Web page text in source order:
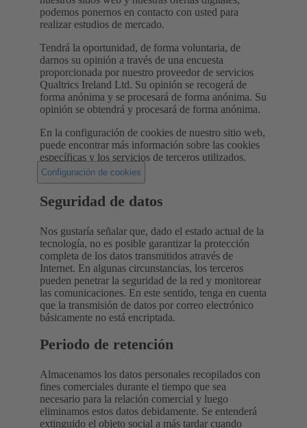
podemos ponernos en contacto con usted para
realizar estudios de mercado.
Tendrá la oportunidad, de forma voluntaria, de
darnos su opinión a través de una encuesta
proporcionada por nuestro proveedor de servicios
Qualtrics Ireland Ltd. Su opinión se recogerá de
forma anónima y se procesará de forma anónima. Su
opinión se obtendrá y procesará de forma anónima.
En la configuración de cookies de nuestro sitio web,
puede encontrar más información sobre las cookies
específicas y los servicios de terceros utilizados.
Configuración de cookies
Seguridad de datos
Nos gustaría señalar que, dado el estado actual de la
tecnología, no es posible garantizar la protección
completa de los datos transmitidos através de
Internet. En algunas circunstancias, los terceros
pueden penetrar la seguridad de la red y monitorear
las comunicaciones. En este sentido, tenga en cuenta
que la transmisión de datos por correo electrónico
básicamente no está encriptada.
Periodo de retención
Almacenamos los datos personales recopilados con
fines comerciales durante el tiempo que sea
necesario para la relación comercial y luego
eliminamos estos datos debidamente. Se entenderá
extinguido el objeto social a más tardar cuando